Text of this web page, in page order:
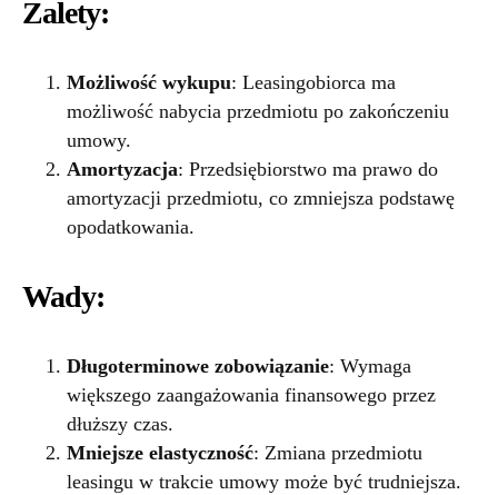
Zalety:
Możliwość wykupu: Leasingobiorca ma
możliwość nabycia przedmiotu po zakończeniu
umowy.
Amortyzacja: Przedsiębiorstwo ma prawo do
amortyzacji przedmiotu, co zmniejsza podstawę
opodatkowania.
Wady:
Długoterminowe zobowiązanie: Wymaga
większego zaangażowania finansowego przez
dłuższy czas.
Mniejsze elastyczność: Zmiana przedmiotu
leasingu w trakcie umowy może być trudniejsza.